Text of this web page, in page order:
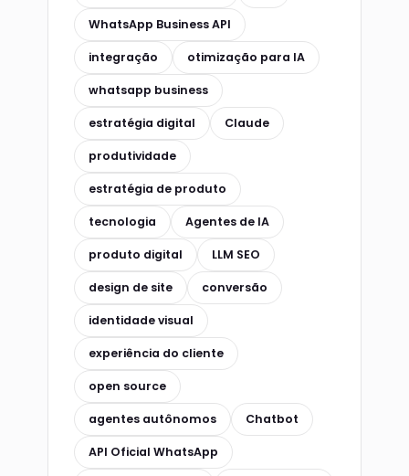
WhatsApp Business API
integração otimização para IA
whatsapp business
estratégia digital Claude
produtividade
estratégia de produto
tecnologia Agentes de IA
produto digital LLM SEO
design de site conversão
identidade visual
experiência do cliente
open source
agentes autônomos Chatbot
API Oficial WhatsApp